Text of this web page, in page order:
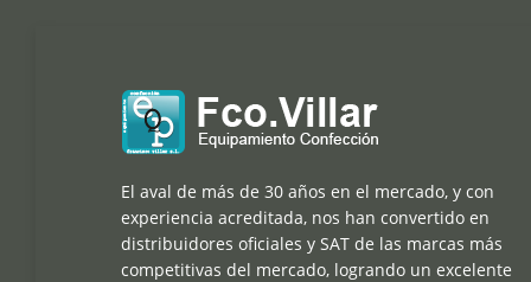
El aval de más de 30 años en el mercado, y con
experiencia acreditada, nos han convertido en
distribuidores oficiales y SAT de las marcas más
competitivas del mercado, logrando un excelente